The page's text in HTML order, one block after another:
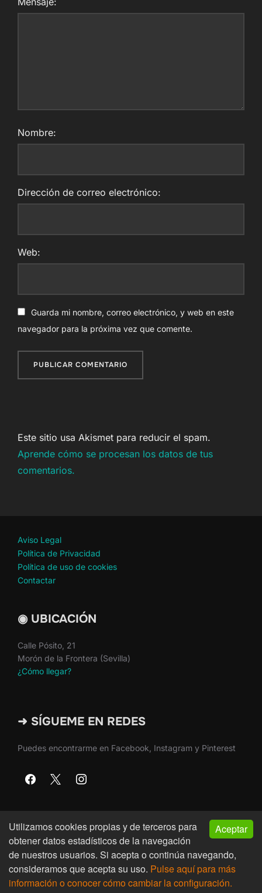
Aceptar
Utilizamos cookies propias y de terceros para
obtener datos estadísticos de la navegación
de nuestros usuarios. Si acepta o continúa navegando,
consideramos que acepta su uso. Pulse aquí para más
información o conocer cómo cambiar la configuración.
Nombre:
Dirección de correo electrónico:
Web:
Guarda mi nombre, correo electrónico, y web en este
navegador para la próxima vez que comente.
Este sitio usa Akismet para reducir el spam.
Aprende cómo se procesan los datos de tus
comentarios.
Aviso Legal
Política de Privacidad
Política de uso de cookies
Contactar
◉ UBICACIÓN
Calle Pósito, 21
Morón de la Frontera (Sevilla)
¿Cómo llegar?
➜ SÍGUEME EN REDES
Puedes encontrarme en Facebook, Instagram y Pinterest
Copyright © 2026 · Martín Nieto · Morón de la Frontera
(Sevilla)
Inspiro Theme por WPZOOM